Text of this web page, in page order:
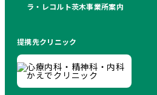
ラ・レコルト茨木事業所案内
提携先クリニック